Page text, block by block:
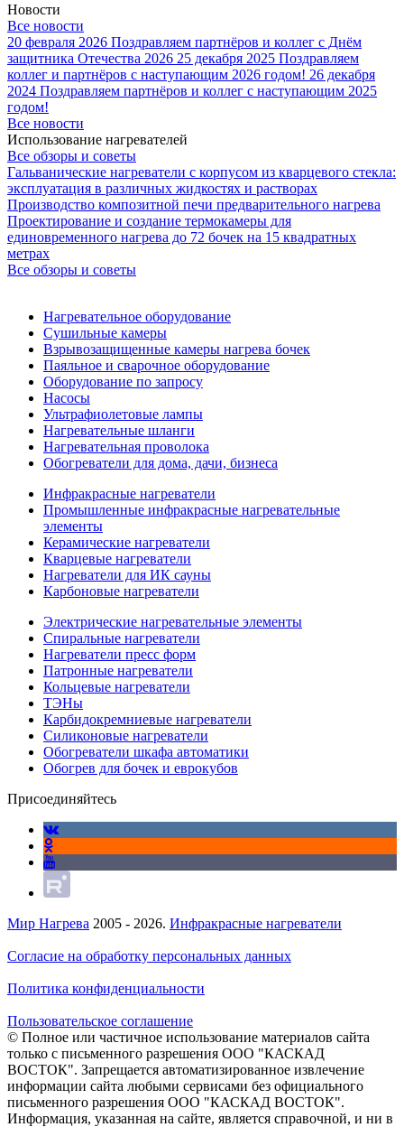
Новости
Все новости
20 февраля 2026 Поздравляем партнёров и коллег с Днём
защитника Отечества 2026 25 декабря 2025 Поздравляем
коллег и партнёров с наступающим 2026 годом! 26 декабря
2024 Поздравляем партнёров и коллег с наступающим 2025
годом!
Все новости
Использование нагревателей
Все обзоры и советы
Гальванические нагреватели с корпусом из кварцевого стекла:
эксплуатация в различных жидкостях и растворах
Производство композитной печи предварительного нагрева
Проектирование и создание термокамеры для
единовременного нагрева до 72 бочек на 15 квадратных
метрах
Все обзоры и советы
Нагревательное оборудование
Сушильные камеры
Взрывозащищенные камеры нагрева бочек
Паяльное и сварочное оборудование
Оборудование по запросу
Насосы
Ультрафиолетовые лампы
Нагревательные шланги
Нагревательная проволока
Обогреватели для дома, дачи, бизнеса
Инфракрасные нагреватели
Промышленные инфракрасные нагревательные
элементы
Керамические нагреватели
Кварцевые нагреватели
Нагреватели для ИК сауны
Карбоновые нагреватели
Электрические нагревательные элементы
Спиральные нагреватели
Нагреватели пресс форм
Патронные нагреватели
Кольцевые нагреватели
ТЭНы
Карбидокремниевые нагреватели
Силиконовые нагреватели
Обогреватели шкафа автоматики
Обогрев для бочек и еврокубов
Присоединяйтесь
Мир Нагрева 2005 - 2026. Инфракрасные нагреватели
Согласие на обработку персональных данных
Политика конфиденциальности
Пользовательское соглашение
© Полное или частичное использование материалов сайта
только с письменного разрешения ООО "КАСКАД
ВОСТОК". Запрещается автоматизированное извлечение
информации сайта любыми сервисами без официального
письменного разрешения ООО "КАСКАД ВОСТОК".
Информация, указанная на сайте, является справочной, и ни в